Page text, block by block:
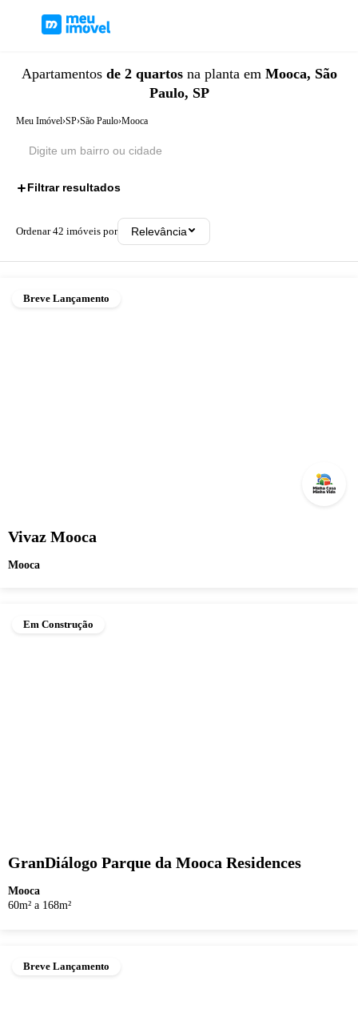
Apartamentos de 2 quartosna planta em Mooca, São
Paulo, SP
Meu Imóvel›SP›São Paulo›Mooca
Filtrar resultados
Ordenar42 imóveis por Relevância
Breve Lançamento
Vivaz Mooca
Mooca
Em Construção
GranDiálogo Parque da Mooca Residences
Mooca
60m² a 168m²
Breve Lançamento